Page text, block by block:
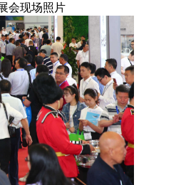
会现场照片